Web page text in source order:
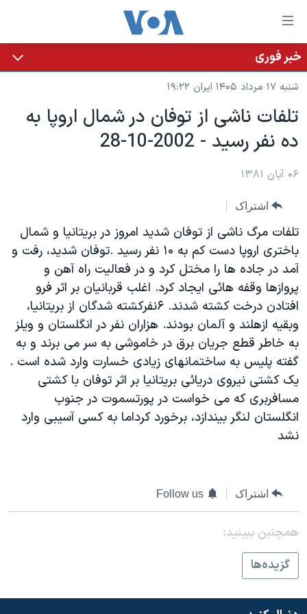
لینکهای
قابل
دسترسی
جهش
محتوای
اصلی
به
اصلی
جهش
به
جستجو
خانه
نسخه سبک وب‌سایت
موضوع ها
ایران
آمریکا
گزیده‌ها
ویژه برنامه‌ها
ویدیوها
فرهنگ و زندگی
حقوق شهروندی
اقتصادی
علم و فناوری
اسرائیل در جنگ
برنامه های تلویزیونی
جدول برنامه ها
صفحه‌های ویژه
عملیات خشم حماسی
۲۵۰سالگی آمریکا
بایگانی برنامه‌های تلویزیونی
مستندها
انتخابات ریاست جمهوری آمریکا ۲۰۲۴
حمله جمهوری اسلامی به اسرائیل
رمز مهسا
ورزش زنان در ایران
تریبونال مردمی آبان ۹۸
چهل سال گروگان‌گیری
قانون شفافیت دارائی کادر رهبری ایران
فرکانس‌های صدای آمریکا
پخش رادیویی
یادگیری زبان انگلیسی
دنبال کنید
زبانهای مختلف
خبر فوری
شنبه ۱۷ مرداد ۱۴۰۵ ایران ۱۹:۲۲
تلفات ناشی از توفان در شمال اروپا به
ده نفر رسيد - 2002-10-28
۰۶ آبان ۱۳۸۱
اشتراک
تلفات مرگ ناشی از توفان شديد امروز در بريتانيا و شمال
باختری اروپا دست کم به ۱۰ نفر رسيد .توفان شديد، رفت و
آمد در جاده ها را مختل کرد و در فعاليت راه آهن و
پروازها وقفه هائی ايجاد کرد. اغلب قربانيان بر اثر فرو
افتادن درخت کشته شدند. ۶نفرکشته شدگان از بريتانيا،
وبقيه ازهلند و آلمان بودند. هزاران نفر در انگلستان و ويلز
به خاطر قطع جريان برق در خاموشی به سر می برند و به
گفته پليس به ساختمانهای زيادی خسارت وارد شده است .
يک کشتی نيروی دريائی بريتانيا بر اثر توفان با کشتی
مسافربری که می خواست در پورتسموت در جنوب
انگلستان لنگر بيندازد، برخورد کرداما به کسی آسيبی وارد
نشد
اشتراک Follow us
همچنبن ببینید:
گزيده‌ها